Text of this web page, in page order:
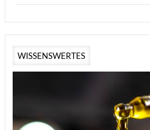
WISSENSWERTES